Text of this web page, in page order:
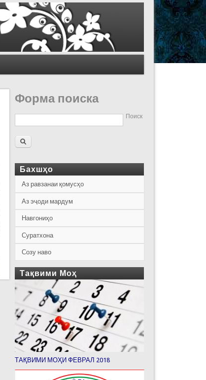
Форма поиска
Поиск
Бахшҳо
Аз равзанаи қомусҳо
Аз эҷоди мардум
Навгониҳо
Суратхона
Созу наво
Тақвими Моҳ
ТАҚВИМИ МОҲИ ФЕВРАЛ 2018